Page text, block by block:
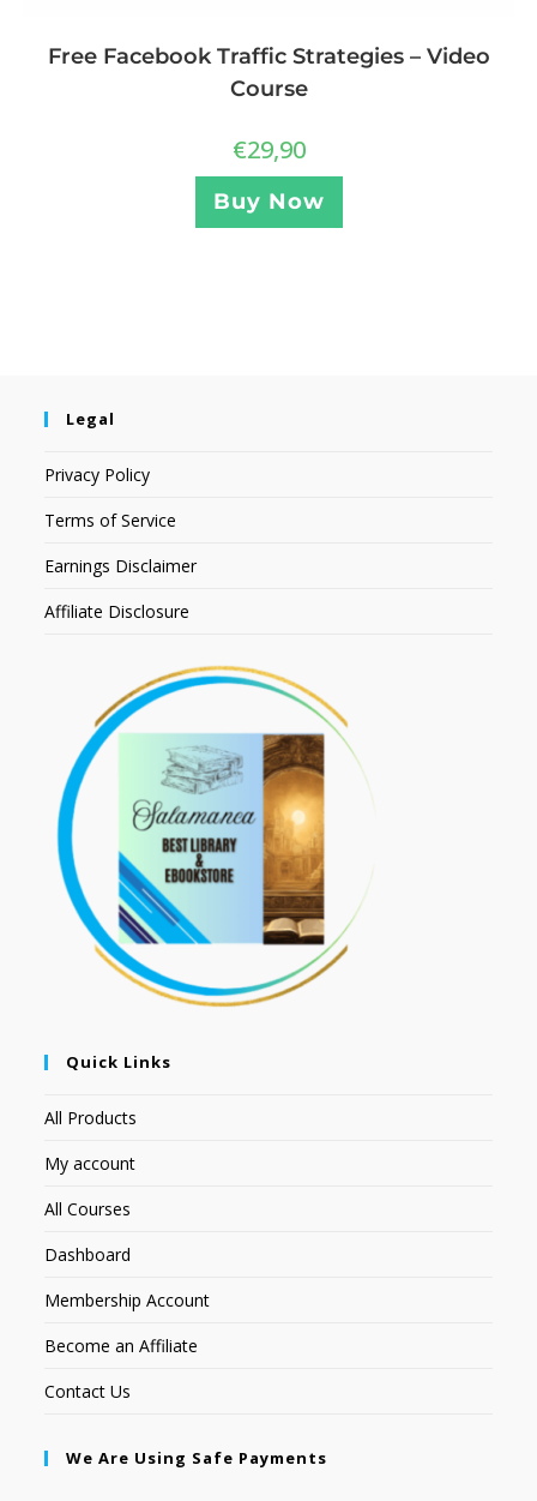
Free Facebook Traffic Strategies – Video
Course
€29,90
Buy Now
Legal
Privacy Policy
Terms of Service
Earnings Disclaimer
Affiliate Disclosure
Quick Links
All Products
My account
All Courses
Dashboard
Membership Account
Become an Affiliate
Contact Us
We Are Using Safe Payments